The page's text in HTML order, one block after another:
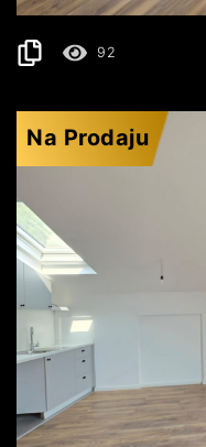
92
Na Prodaju
BUDVA